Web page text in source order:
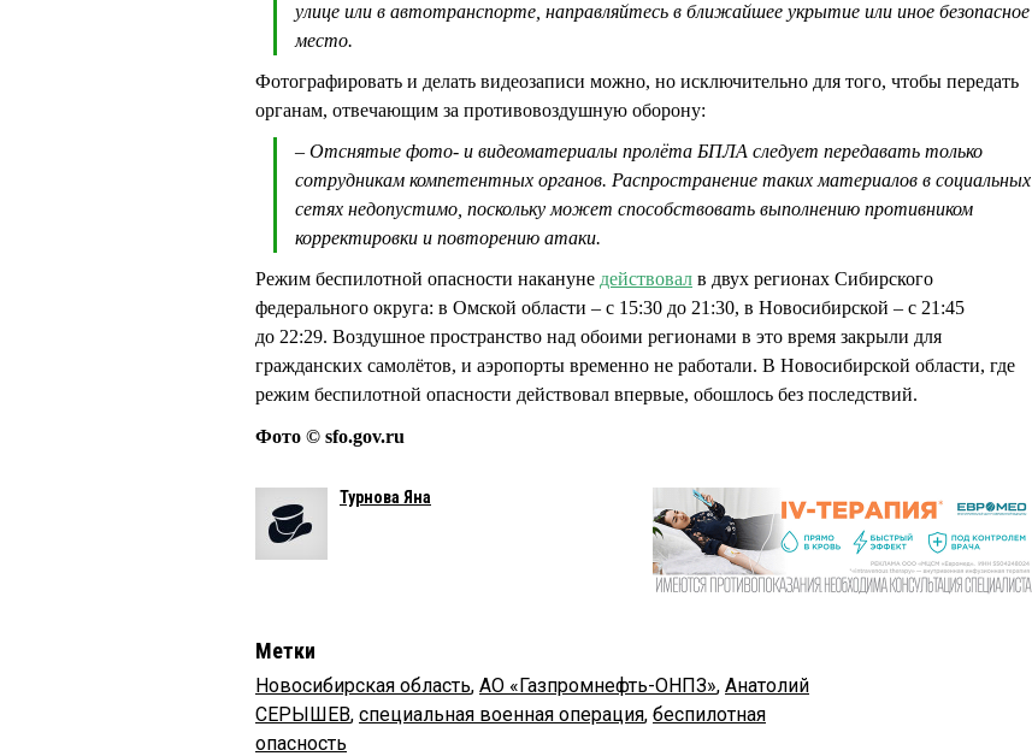
улице или в автотранспорте, направляйтесь в ближайшее укрытие или иное безопасное
место.
Фотографировать и делать видеозаписи можно, но исключительно для того, чтобы передать
органам, отвечающим за противовоздушную оборону:
– Отснятые фото- и видеоматериалы пролёта БПЛА следует передавать только
сотрудникам компетентных органов. Распространение таких материалов в социальных
сетях недопустимо, поскольку может способствовать выполнению противником
корректировки и повторению атаки.
Режим беспилотной опасности накануне действовал в двух регионах Сибирского
федерального округа: в Омской области – с 15:30 до 21:30, в Новосибирской – с 21:45
до 22:29. Воздушное пространство над обоими регионами в это время закрыли для
гражданских самолётов, и аэропорты временно не работали. В Новосибирской области, где
режим беспилотной опасности действовал впервые, обошлось без последствий.
Фото © sfo.gov.ru
Турнова Яна
Метки
Новосибирская область, АО «Газпромнефть-ОНПЗ», Анатолий
СЕРЫШЕВ, специальная военная операция, беспилотная
опасность